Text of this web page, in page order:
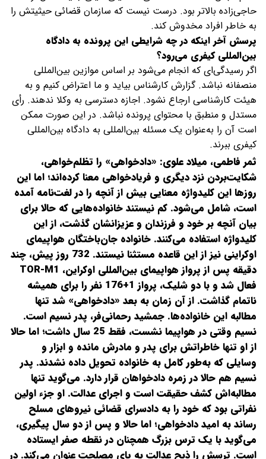
حاجی‌زاده بالاتر بود. درست نیست که سازمان قضائی حیثیتش را
به خاطر افراد مخدوش کند.
پرسش آخر اینکه در چه شرایطی این پرونده به دادگاه
بین‌المللی کیفری می‌رود؟
اگر رسیدگی‌ای که انجام می‌شود بر اساس موازین بین‌المللی
منصفانه نباشد. گزارش کارشناس بیاید و ما اعتراض کنیم و به
هیئت کارشناسی ارجاع نشود. اجازه دسترسی به وکلا ندهند. رأی
مستدل و منطبق با محتوای پرونده نباشد. در ‌این ‌صورت ممکن
است آن را به‌عنوان یک مسئله بین‌المللی به دادگاه بین‌المللی
کیفری ببرند.
ثمر فاطمی، میلاد علوی: «دادخواهی» را تظلم‌خواهی،
شکایت‌بردن نزد دیگری و فریاد‌خواهی معنا کرده‌اند؛ اما این
روزها این کلیدواژه معنایی بیش از آنچه را در لغت‌نامه آمده
است، شامل می‌شود. کم نیستند خانواده‌هایی که حالا برای
بیان آنچه بر خود و فرزندان و عزیزانشان گذشت، از این
کلیدواژه استفاده می‌کنند. خانواده جان‌باختگان هواپیمای
اوکراینی نیز از این قاعده مستثنا نیستند. 732 روز پیش، چند
دقیقه پس از پرواز هواپیمای بین‌المللی اوکراین، TOR-M1
فعال شد و با دو شلیک، پرواز 1+176 نفر را برای همیشه
ناتمام گذاشت. از آن زمان به بعد «دادخواهی» شد تنها
مطالبه این خانواده‌ها. جمشید رحمانی‌فر، پدر نسیم است.
نسیم وقتی در هواپیما نشست، فقط 25 سال داشت؛ اما حالا
از او تنها خاطراتش برای پدر و مادرش مانده و ابزار و
وسایلی که به‌طور کامل به خانواده تحویل داده نشدند. پدر
نسیم هم حالا در زمره دادخواهان قرار دارد. می‌گوید تنها
مطالبه‌اش کشف حقیقت است و اجرای عدالت. او جزء اولین
نفراتی بود که خود را به دادسرای قضائی نیروهای مسلح
رساند به امید دادخواهی؛ اما حالا و پس از دو سال پیگیری،
می‌گوید با یک ترس بزرگ همچنان در نقطه صفر ایستاده
است. ترسش را ذبح عدالت به پای مصلحت عنوان می‌کند. در